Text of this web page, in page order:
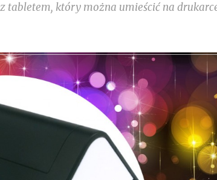
tabletem, który można umieścić na